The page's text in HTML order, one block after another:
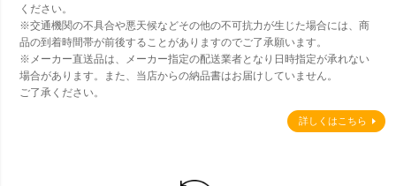
ください。
※交通機関の不具合や悪天候などその他の不可抗力が生じた場合には、商
品の到着時間帯が前後することがありますのでご了承願います。
※メーカー直送品は、メーカー指定の配送業者となり日時指定が承れない
場合があります。また、当店からの納品書はお届けしていません。
ご了承ください。
詳しくはこちら